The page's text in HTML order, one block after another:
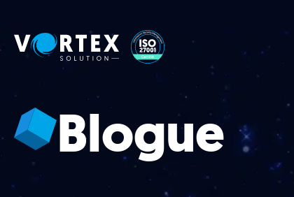
Vortex
Solution
Blogue